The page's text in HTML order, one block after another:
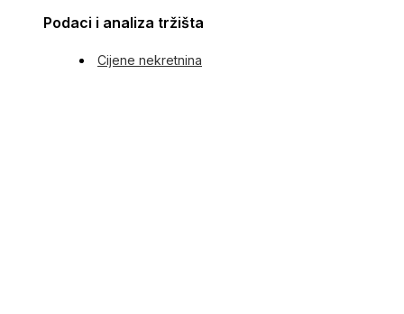
Podaci i analiza tržišta
Cijene nekretnina